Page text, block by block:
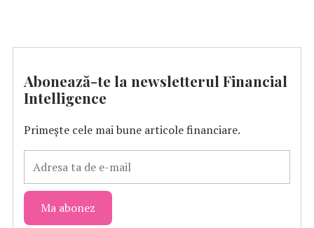
Abonează-te la newsletterul Financial
Intelligence
Primește cele mai bune articole financiare.